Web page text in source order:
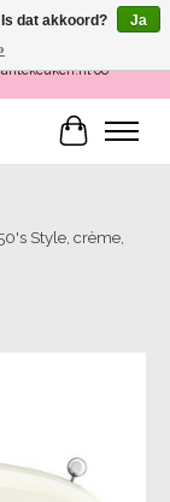
16 uur of als de
06
Style, crème,
dat akkoord?
Ja